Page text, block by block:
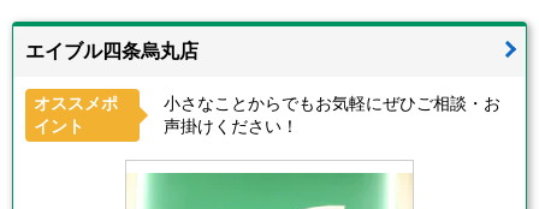
エイブル四条烏丸店
オススメポ
イント
小さなことからでもお気軽にぜひご相談・お
声掛けください！